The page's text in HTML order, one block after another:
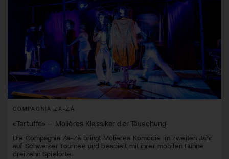
COMPAGNIA ZA-ZÀ
«Tartuffe» – Molières Klassiker der Täuschung
Die Compagnia Za-Zà bringt Molières Komödie im zweiten Jahr
auf Schweizer Tournee und bespielt mit ihrer mobilen Bühne
dreizehn Spielorte.